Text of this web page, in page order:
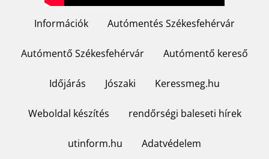
Footer
menu
Információk Autómentés Székesfehérvár
Autómentő Székesfehérvár Autómentő kereső
Időjárás Jószaki Keressmeg.hu
Weboldal készítés rendőrségi baleseti hírek
utinform.hu Adatvédelem